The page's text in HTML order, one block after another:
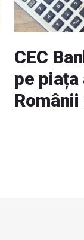
CEC
pe